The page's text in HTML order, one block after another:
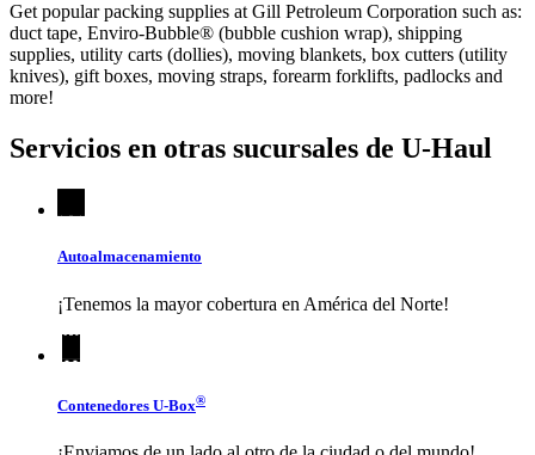
Get popular packing supplies at Gill Petroleum Corporation such as:
duct tape, Enviro-Bubble® (bubble cushion wrap), shipping
supplies, utility carts (dollies), moving blankets, box cutters (utility
knives), gift boxes, moving straps, forearm forklifts, padlocks and
more!
Servicios en otras sucursales de U-Haul
Autoalmacenamiento
¡Tenemos la mayor cobertura en América del Norte!
Contenedores U-Box®